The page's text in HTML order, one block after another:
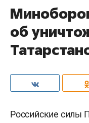
об
Российские